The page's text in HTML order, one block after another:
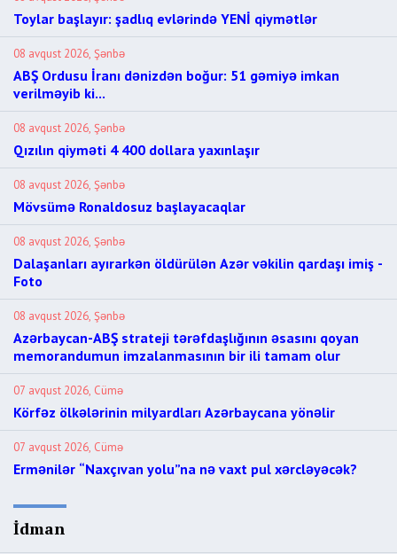
Toylar başlayır: şadlıq evlərində YENİ qiymətlər
08 avqust 2026, Şənbə
ABŞ Ordusu İranı dənizdən boğur: 51 gəmiyə imkan
verilməyib ki...
08 avqust 2026, Şənbə
Qızılın qiyməti 4 400 dollara yaxınlaşır
08 avqust 2026, Şənbə
Mövsümə Ronaldosuz başlayacaqlar
08 avqust 2026, Şənbə
Dalaşanları ayırarkən öldürülən Azər vəkilin qardaşı imiş -
Foto
08 avqust 2026, Şənbə
Azərbaycan-ABŞ strateji tərəfdaşlığının əsasını qoyan
memorandumun imzalanmasının bir ili tamam olur
07 avqust 2026, Cümə
Körfəz ölkələrinin milyardları Azərbaycana yönəlir
07 avqust 2026, Cümə
Ermənilər “Naxçıvan yolu”na nə vaxt pul xərcləyəcək?
İdman